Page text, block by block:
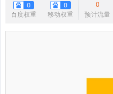
百度权重 移动权重
0
预计流量